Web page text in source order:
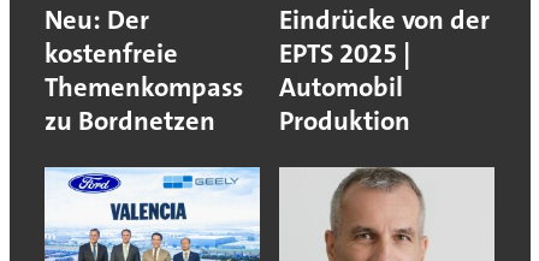
Neu: Der
kostenfreie
Themenkompass
zu Bordnetzen
Eindrücke von der
EPTS 2025 |
Automobil
Produktion